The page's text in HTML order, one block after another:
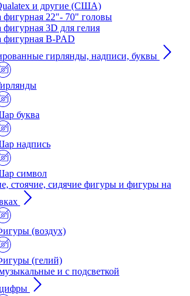
и другие (США)
фигурная 22"- 70" головы
фигурная 3D для гелия
фигурная B-PAD
гирлянды, надписи, буквы
буква
надпись
символ
стоячие, сидячие фигуры и фигуры на
(воздух)
(гелий)
и с подсветкой